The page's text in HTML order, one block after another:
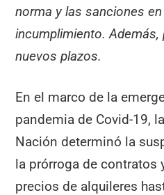
norma y las sanciones
incumplimiento. Además,
nuevos plazos.
En el marco de la
pandemia de Covid-19,
Nación determinó la
la prórroga de contratos
precios de alquileres